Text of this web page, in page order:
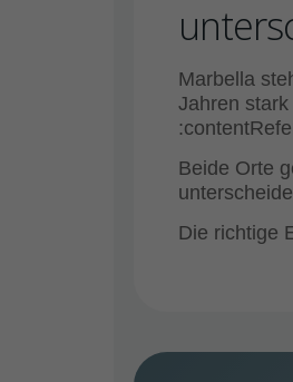
Marbella
Jahren
Beide Orte
Die richtige